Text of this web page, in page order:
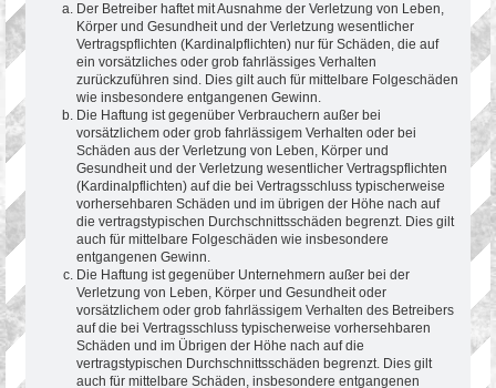
Der Betreiber haftet mit Ausnahme der Verletzung von Leben,
Körper und Gesundheit und der Verletzung wesentlicher
Vertragspflichten (Kardinalpflichten) nur für Schäden, die auf
ein vorsätzliches oder grob fahrlässiges Verhalten
zurückzuführen sind. Dies gilt auch für mittelbare Folgeschäden
wie insbesondere entgangenen Gewinn.
Die Haftung ist gegenüber Verbrauchern außer bei
vorsätzlichem oder grob fahrlässigem Verhalten oder bei
Schäden aus der Verletzung von Leben, Körper und
Gesundheit und der Verletzung wesentlicher Vertragspflichten
(Kardinalpflichten) auf die bei Vertragsschluss typischerweise
vorhersehbaren Schäden und im übrigen der Höhe nach auf
die vertragstypischen Durchschnittsschäden begrenzt. Dies gilt
auch für mittelbare Folgeschäden wie insbesondere
entgangenen Gewinn.
Die Haftung ist gegenüber Unternehmern außer bei der
Verletzung von Leben, Körper und Gesundheit oder
vorsätzlichem oder grob fahrlässigem Verhalten des Betreibers
auf die bei Vertragsschluss typischerweise vorhersehbaren
Schäden und im Übrigen der Höhe nach auf die
vertragstypischen Durchschnittsschäden begrenzt. Dies gilt
auch für mittelbare Schäden, insbesondere entgangenen